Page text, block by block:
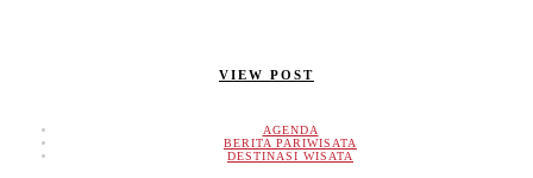
VIEW POST
AGENDA
BERITA PARIWISATA
DESTINASI WISATA